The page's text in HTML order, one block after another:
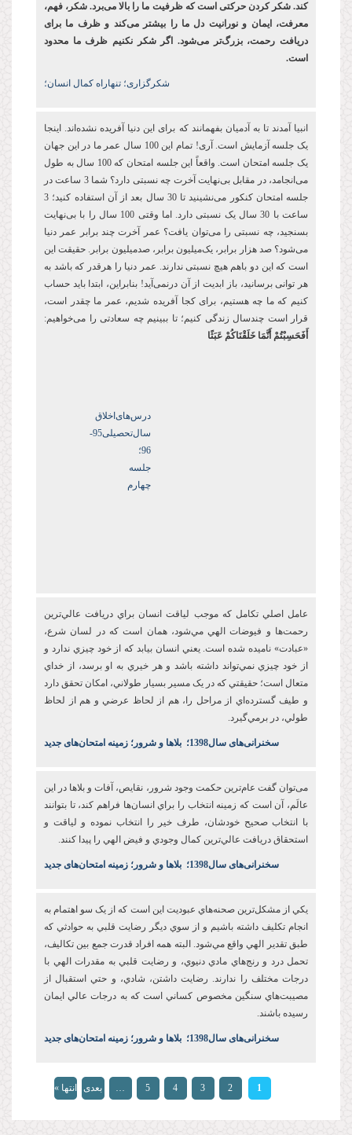
کند. شکر کردن حرکتی است که ظرفیت ما را بالا می‌برد. شکر، فهم،
معرفت، ایمان و نورانیت دل ما را بیشتر می‌کند و ظرف ما برای
دریافت رحمت، بزرگ‌تر می‌شود. اگر شکر نکنیم ظرف ما محدود
است.
شکرگزاری؛ تنهاراه کمال انسان؛
انبیا آمدند تا به آدمیان بفهمانند که برای این دنیا آفریده نشده‌اند. اینجا
یک جلسه آزمایش است. آری! تمام این 100 سال عمر ما در این جهان
یک جلسه امتحان است. واقعاً این جلسه امتحان که 100 سال به طول
می‌انجامد، در مقابل بی‌نهایت آخرت چه نسبتی دارد؟ شما 3 ساعت در
جلسه امتحان کنکور می‌نشینید تا 30 سال بعد از آن استفاده کنید؛ 3
ساعت با 30 سال یک نسبتی دارد. اما وقتی 100 سال را با بی‌نهایت
بسنجید، چه نسبتی را می‌توان یافت؟ عمر آخرت چند برابر عمر دنیا
می‌شود؟ صد هزار برابر، یک‌میلیون برابر، صدمیلیون برابر. حقیقت این
است که این دو باهم هیچ نسبتی ندارند. عمر دنیا را هرقدر که باشد به
هر توانی برسانید، باز ابدیت از آن درنمی‌آید! بنابراین، ابتدا باید حساب
کنیم که ما چه هستیم، برای کجا آفریده شدیم، عمر ما چقدر است،
قرار است چندسال زندگی کنیم؛ تا ببینیم چه سعادتی را می‌خواهیم:
أَفَحَسِبْتُمْ أَنَّمَا خَلَقْنَاكُمْ عَبَثًا
درس‌های‌اخلاق
سال‌تحصیلی‌95-
96؛
جلسه
چهارم
عامل اصلي تکامل که موجب لياقت انسان براي دريافت عالي‌ترين
رحمت‌ها و فيوضات الهي مي‌شود، همان است که در لسان شرع،
«عبادت» ناميده شده است. يعني انسان بيابد که از خود چيزي ندارد و
از خود چيزي نمي‌تواند داشته باشد و هر خيري به او برسد، از خداي
متعال است؛ حقيقتي که در يک مسير بسيار طولاني، امکان تحقق دارد
و طيف گسترده‌اي از مراحل را، هم از لحاظ عرضي و هم از لحاظ
طولي، در برمي‌گيرد.
سخنرانی‌های سال1398 ؛ بلاها و شرور؛ زمینه امتحان‌های جدید
می‌توان گفت عام‌ترين حکمت وجود شرور، نقايص، آفات و بلاها در اين
عالَم، آن است که زمينه انتخاب را براي انسان‌ها فراهم کند، تا بتوانند
با انتخاب صحيح خودشان، طرف خير را انتخاب نموده و لياقت و
استحقاق دريافت عالي‌ترين کمال وجودي و فيض الهي را پيدا کنند.
سخنرانی‌های سال1398 ؛ بلاها و شرور؛ زمینه امتحان‌های جدید
يکي از مشکل‌ترين صحنه‌هاي عبوديت این است که از يک سو اهتمام به
انجام تکليف داشته باشيم و از سوي ديگر رضايت قلبي به حوادثي که
طبق تقدير الهي واقع مي‌شود. البته همه افراد قدرت جمع بين تکاليف،
تحمل درد و رنج‌هاي مادي دنيوي، و رضايت قلبي به مقدرات الهي با
درجات مختلف را ندارند. رضايت‌ داشتن، شادي، و حتي استقبال از
مصيبت‌هاي سنگين مخصوص کساني است که به درجات عالي ايمان
رسيده باشند.
سخنرانی‌های سال1398 ؛ بلاها و شرور؛ زمینه امتحان‌های جدید
صفحه‌ها1
2
3
4
5
… بعدی انتها »